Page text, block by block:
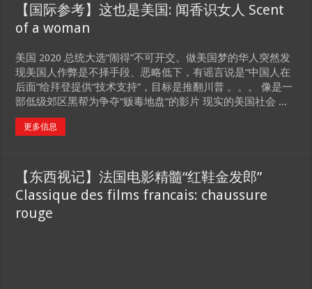
【国际参考】这也是美国: 闻香识女人 Scent
of a woman
美国 2020 总统大选“闹得”不可开交。做美国梦的华人突然发
现美国人作弊是不择手段、恶略低下，有谣言说是“中国人在
后面”给拜登提供“技术支持”，目标是推翻川普 。。。 像是一
部低级郊区黑帮为争夺“贩毒地盘”的影片 现实的美国社会 ...
更多信息
【东西视记】法国电影精髓“红鞋金发郎”
Classique des films francais: chaussure
rouge